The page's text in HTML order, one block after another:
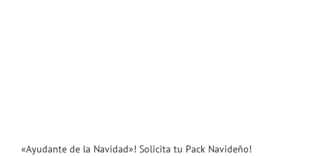
«Ayudante de la Navidad»! Solicita tu Pack Navideño!